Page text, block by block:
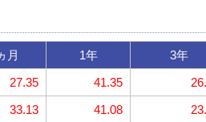
月 1年 3年
27.35 41.35
33.13 41.08